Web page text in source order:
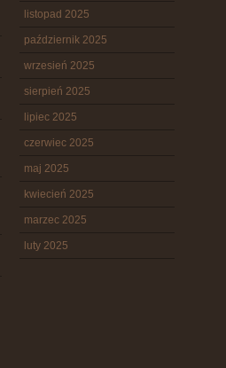
listopad 2025
październik 2025
wrzesień 2025
sierpień 2025
lipiec 2025
czerwiec 2025
maj 2025
kwiecień 2025
marzec 2025
luty 2025